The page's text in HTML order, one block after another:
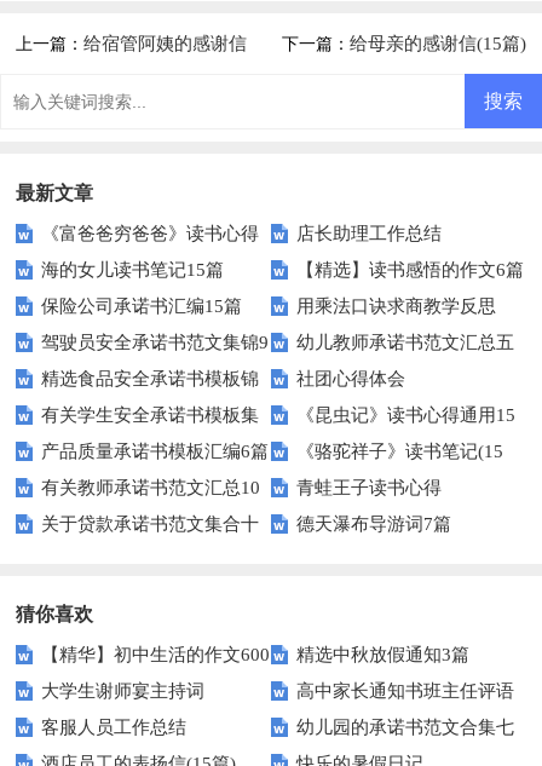
上一篇：给宿管阿姨的感谢信 下一篇： 给母亲的感谢信(15篇)
最新文章
《富爸爸穷爸爸》读书心得
店长助理工作总结
海的女儿读书笔记15篇
【精选】读书感悟的作文6篇
保险公司承诺书汇编15篇
用乘法口诀求商教学反思
驾驶员安全承诺书范文集锦9
篇
幼儿教师承诺书范文汇总五
篇
精选食品安全承诺书模板锦
集七篇
社团心得体会
有关学生安全承诺书模板集
合十篇
《昆虫记》读书心得通用15
篇
产品质量承诺书模板汇编6篇
《骆驼祥子》读书笔记(15
篇)
有关教师承诺书范文汇总10
篇
青蛙王子读书心得
关于贷款承诺书范文集合十
德天瀑布导游词7篇
猜你喜欢
【精华】初中生活的作文600
字汇总10篇
精选中秋放假通知3篇
大学生谢师宴主持词
高中家长通知书班主任评语
客服人员工作总结
幼儿园的承诺书范文合集七